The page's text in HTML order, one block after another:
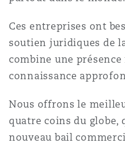
Jersey
Ces entreprises ont
soutien juridiques de
combine une
connaissance
Nous offrons le
quatre coins du globe,
nouveau bail